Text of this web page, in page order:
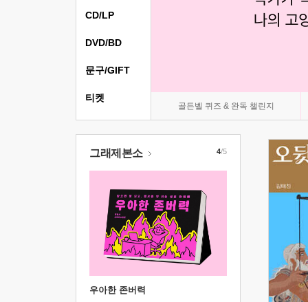
골든벨 퀴즈 & 완독 챌린지
CD/LP
DVD/BD
문구/GIFT
티켓
그래제본소
우아한 존버력
4/5